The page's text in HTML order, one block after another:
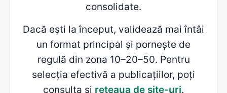
consolidate.
Dacă ești la început, validează mai întâi
un format principal și pornește de
regulă din zona 10–20–50. Pentru
selecția efectivă a publicațiilor, poți
consulta și rețeaua de site-uri.